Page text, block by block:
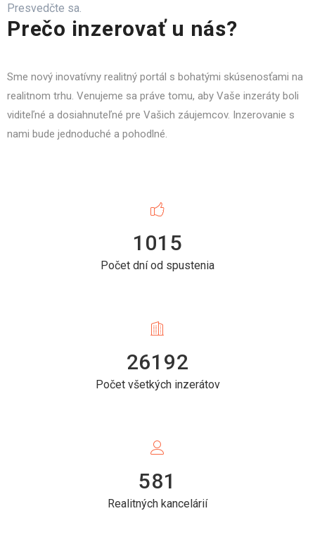
Presvedčte sa.
Prečo inzerovať u nás?
Sme nový inovatívny realitný portál s bohatými skúsenosťami na
realitnom trhu. Venujeme sa práve tomu, aby Vaše inzeráty boli
viditeľné a dosiahnuteľné pre Vašich záujemcov. Inzerovanie s
nami bude jednoduché a pohodlné.
1015
Počet dní od spustenia
26192
Počet všetkých inzerátov
581
Realitných kancelárií